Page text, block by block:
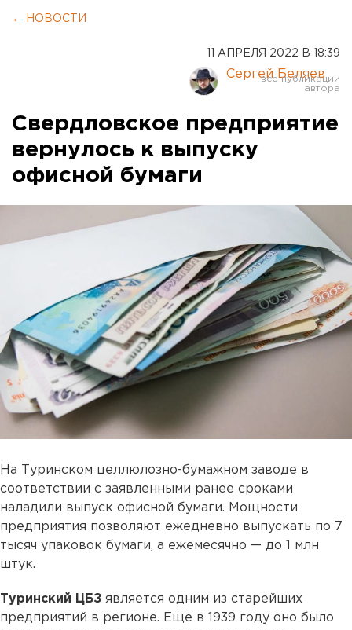
← НОВОСТИ
11 АПРЕЛЯ 2022 В 18:39
Сергей Беляев
Свердловское предприятие
вернулось к выпуску
офисной бумаги
На Туринском целлюлозно-бумажном заводе в
соответствии с заявленными ранее сроками
наладили выпуск офисной бумаги. Мощности
предприятия позволяют ежедневно выпускать по 7
тысяч упаковок бумаги, а ежемесячно — до 1 млн
штук.
Туринский ЦБЗ является одним из старейших
предприятий в регионе. Еще в 1939 году оно было